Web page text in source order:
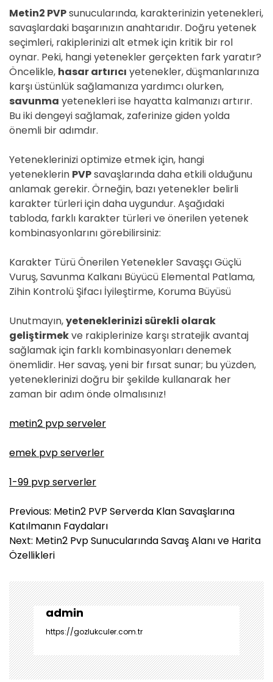
Metin2 PVPsunucularında, karakterinizin yetenekleri,
savaşlardaki başarınızın anahtarıdır. Doğru yetenek
seçimleri, rakiplerinizi alt etmek için kritik bir rol
oynar. Peki, hangi yetenekler gerçekten fark yaratır?
Öncelikle, hasar artırıcı yetenekler, düşmanlarınıza
karşı üstünlük sağlamanıza yardımcı olurken,
savunma yetenekleri ise hayatta kalmanızı artırır.
Bu iki dengeyi sağlamak, zaferinize giden yolda
önemli bir adımdır.
Yeteneklerinizi optimize etmek için, hangi
yeteneklerin PVPsavaşlarında daha etkili olduğunu
anlamak gerekir. Örneğin, bazı yetenekler belirli
karakter türleri için daha uygundur. Aşağıdaki
tabloda, farklı karakter türleri ve önerilen yetenek
kombinasyonlarını görebilirsiniz:
Karakter Türü Önerilen Yetenekler Savaşçı Güçlü
Vuruş, Savunma Kalkanı Büyücü Elemental Patlama,
Zihin Kontrolü Şifacı İyileştirme, Koruma Büyüsü
Unutmayın,yeteneklerinizi sürekli olarak
geliştirmekve rakiplerinize karşı stratejik avantaj
sağlamak için farklı kombinasyonları denemek
önemlidir. Her savaş, yeni bir fırsat sunar; bu yüzden,
yeteneklerinizi doğru bir şekilde kullanarak her
zaman bir adım önde olmalısınız!
metin2 pvp serveler
emek pvp serverler
1-99 pvp serverler
Y
a
z
ı
e
z
i
n
m
e
s
Previous: Metin2 PVP Serverda Klan Savaşlarına
Katılmanın Faydaları
Next: Metin2 Pvp Sunucularında Savaş Alanı ve Harita
Özellikleri
admin
https://gozlukculer.com.tr